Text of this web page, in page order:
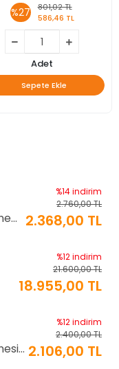
%27
801,02 TL
586,46 TL
Adet
Sepete Ekle
%14 indirim
2.760,00 TL
2.368,00 TL
%12 indirim
21.600,00 TL
18.955,00 TL
%12 indirim
2.400,00 TL
2.106,00 TL